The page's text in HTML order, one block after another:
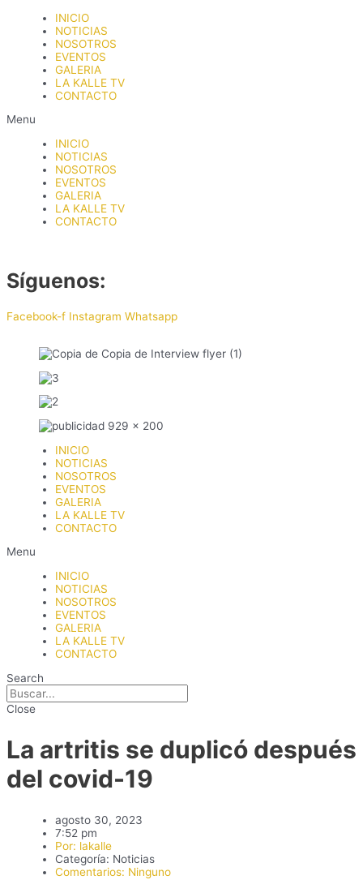
contenido
INICIO
NOTICIAS
NOSOTROS
EVENTOS
GALERIA
LA KALLE TV
CONTACTO
Menu
INICIO
NOTICIAS
NOSOTROS
EVENTOS
GALERIA
LA KALLE TV
CONTACTO
Síguenos:
Facebook-f Instagram Whatsapp
INICIO
NOTICIAS
NOSOTROS
EVENTOS
GALERIA
LA KALLE TV
CONTACTO
Menu
INICIO
NOTICIAS
NOSOTROS
EVENTOS
GALERIA
LA KALLE TV
CONTACTO
Search
Close
La artritis se duplicó después
del covid-19
agosto 30, 2023
7:52 pm
Por: lakalle
Categoría: Noticias
Comentarios: Ninguno